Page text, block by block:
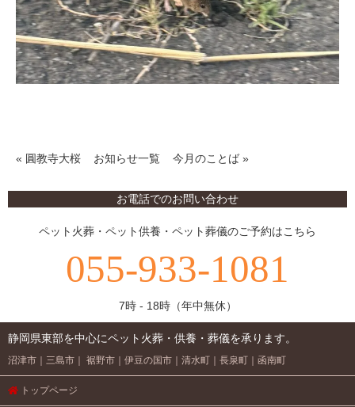
« 圓教寺大桜 お知らせ一覧 今月のことば »
お電話でのお問い合わせ
ペット火葬・ペット供養・ペット葬儀のご予約はこちら
055-933-1081
7時 - 18時（年中無休）
静岡県東部を中心にペット火葬・供養・葬儀を承ります。
沼津市 三島市 裾野市 伊豆の国市 清水町 長泉町 函南町
トップページ